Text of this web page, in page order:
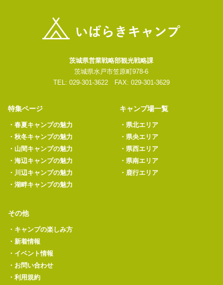
茨城県営業戦略部観光戦略課
茨城県水戸市笠原町978-6
TEL: 029-301-3622 FAX: 029-301-3629
特集ページ
・ 春夏キャンプの魅力
・ 秋冬キャンプの魅力
・ 山間キャンプの魅力
・ 海辺キャンプの魅力
・ 川辺キャンプの魅力
・ 湖畔キャンプの魅力
キャンプ場一覧
・ 県北エリア
・ 県央エリア
・ 県西エリア
・ 県南エリア
・ 鹿行エリア
その他
・ キャンプの楽しみ方
・ 新着情報
・ イベント情報
・ お問い合わせ
・ 利用規約